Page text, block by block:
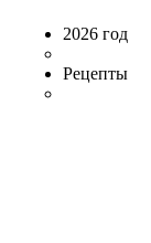
2026 год
Рецепты